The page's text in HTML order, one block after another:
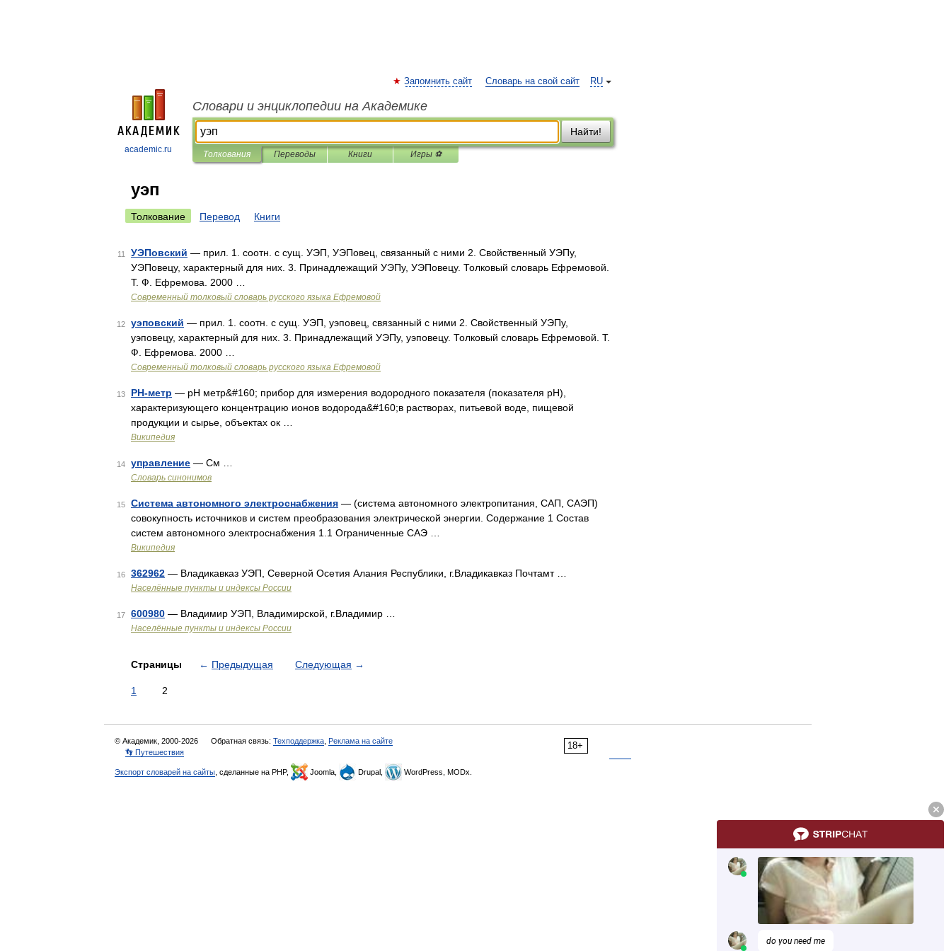
academic.ru
RU
Запомнить сайт Словарь на свой сайт
Словари и энциклопедии на Академике
Найти!
Толкования Переводы Книги Игры ⚽
уэп
Толкование Перевод Книги
11 УЭПовский — прил. 1. соотн. с сущ. УЭП, УЭПовец, связанный с ними 2. Свойственный УЭПу,
УЭПовецу, характерный для них. 3. Принадлежащий УЭПу, УЭПовецу. Толковый словарь Ефремовой.
Т. Ф. Ефремова. 2000 …
Современный толковый словарь русского языка Ефремовой
12 уэповский — прил. 1. соотн. с сущ. УЭП, уэповец, связанный с ними 2. Свойственный УЭПу,
уэповецу, характерный для них. 3. Принадлежащий УЭПу, уэповецу. Толковый словарь Ефремовой. Т.
Ф. Ефремова. 2000 …
Современный толковый словарь русского языка Ефремовой
13 PH-метр — pH метр&#160; прибор для измерения водородного показателя (показателя pH),
характеризующего концентрацию ионов водорода&#160;в растворах, питьевой воде, пищевой
продукции и сырье, объектах ок …
Википедия
14 управление — См …
Словарь синонимов
15 Система автономного электроснабжения — (система автономного электропитания, САП, САЭП)
совокупность источников и систем преобразования электрической энергии. Содержание 1 Состав
систем автономного электроснабжения 1.1 Ограниченные САЭ …
Википедия
16 362962 — Владикавказ УЭП, Северной Осетия Алания Республики, г.Владикавказ Почтамт …
Населённые пункты и индексы России
17 600980 — Владимир УЭП, Владимирской, г.Владимир …
Населённые пункты и индексы России
Страницы ← Предыдущая Следующая →
1 2
18+
© Академик, 2000-2026 Обратная связь: Техподдержка Реклама на сайте
👣 Путешествия
Экспорт словарей на сайты , сделанные на PHP, Joomla, Drupal, WordPress, MODx.